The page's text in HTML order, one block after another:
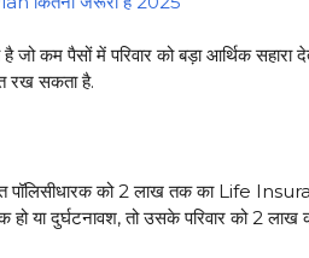
कम पैसों में परिवार को बड़ा आर्थिक सहारा
रख सकता है.
पॉलिसीधारक को ₹2 लाख तक का Life
या दुर्घटनावश, तो उसके परिवार को ₹2 लाख